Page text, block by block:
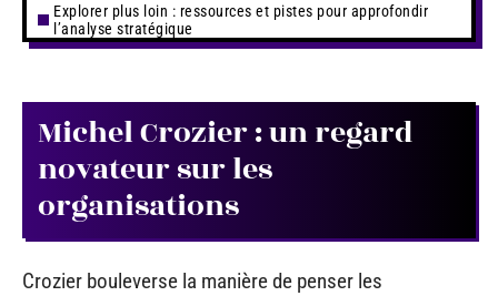
Explorer plus loin : ressources et pistes pour approfondir
l’analyse stratégique
Michel Crozier : un regard
novateur sur les
organisations
Crozier bouleverse la manière de penser les